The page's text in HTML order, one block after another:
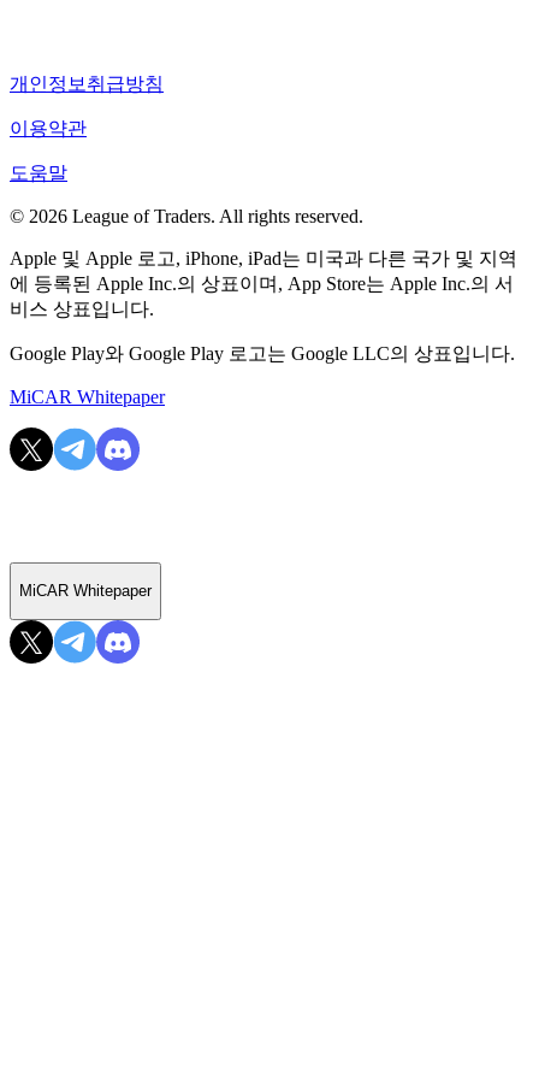
개인정보취급방침
이용약관
도움말
© 2026 League of Traders. All rights reserved.
Apple 및 Apple 로고, iPhone, iPad는 미국과 다른 국가 및 지역
에 등록된 Apple Inc.의 상표이며, App Store는 Apple Inc.의 서
비스 상표입니다.
Google Play와 Google Play 로고는 Google LLC의 상표입니다.
MiCAR Whitepaper
MiCAR Whitepaper